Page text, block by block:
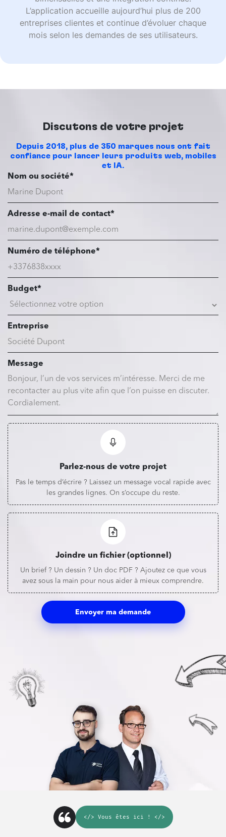
L’application accueille aujourd’hui plus de 200
entreprises clientes et continue d’évoluer chaque
mois selon les demandes de ses utilisateurs.
Discutons de votre projet
Depuis 2018, plus de 350 marques nous ont fait
confiance pour lancer leurs produits web, mobiles
et IA.
Nom ou société*
Adresse e-mail de contact*
Numéro de téléphone*
Budget*
Entreprise
Message
Parlez-nous de votre projet
Pas le temps d’écrire ? Laissez un message vocal rapide avec
les grandes lignes. On s’occupe du reste.
Joindre un fichier (optionnel)
Un brief ? Un dessin ? Un doc PDF ? Ajoutez ce que vous
avez sous la main pour nous aider à mieux comprendre.
Envoyer ma demande
</> Vous êtes ici ! </>